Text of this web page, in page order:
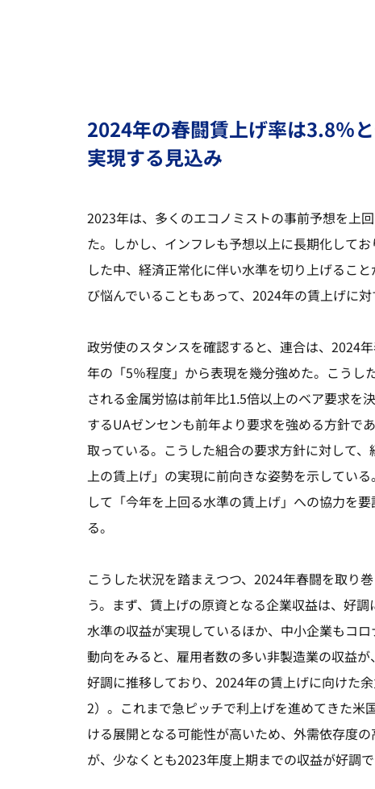
2024年の春闘賃上げ率は3.8％
実現する見込み
2023年は、多くのエコノミストの事前予想を上
た。しかし、インフレも予想以上に長期化して
した中、経済正常化に伴い水準を切り上げるこ
び悩んでいることもあって、2024年の賃上げに対
政労使のスタンスを確認すると、連合は、2024
年の「5％程度」から表現を幾分強めた。こうし
される金属労協は前年比1.5倍以上のベア要求を
するUAゼンセンも前年より要求を強める方針で
取っている。こうした組合の要求方針に対して
上の賃上げ」の実現に前向きな姿勢を示してい
して「今年を上回る水準の賃上げ」への協力を
る。
こうした状況を踏まえつつ、2024年春闘を取り
う。まず、賃上げの原資となる企業収益は、好
水準の収益が実現しているほか、中小企業もコ
動向をみると、雇用者数の多い非製造業の収益
好調に推移しており、2024年の賃上げに向けた
2）。これまで急ピッチで利上げを進めてきた米
ける展開となる可能性が高いため、外需依存度
が、少なくとも2023年度上期までの収益が好調